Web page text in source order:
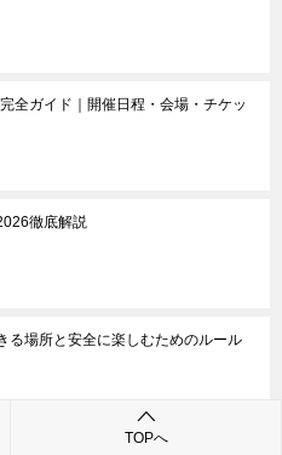
全ガイド｜開催日程・会場・チケッ
徹底解説
る場所と安全に楽しむためのルール
TOPへ